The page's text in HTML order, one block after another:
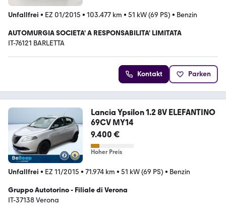
Unfallfrei • EZ 01/2015 • 103.477 km • 51 kW (69 PS) • Benzin
AUTOMURGIA SOCIETA' A RESPONSABILITA' LIMITATA
IT-76121 BARLETTA
Kontakt Parken
Lancia Ypsilon 1.2 8V ELEFANTINO
69CV MY14
9.400 €
Hoher Preis
Unfallfrei • EZ 11/2015 • 71.974 km • 51 kW (69 PS) • Benzin
Gruppo Autotorino - Filiale di Verona
IT-37138 Verona